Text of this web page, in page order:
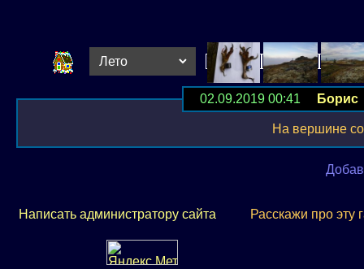
02.09.2019 00:41 Борис
На вершине
Написать администратору сайта Расскажи про эту